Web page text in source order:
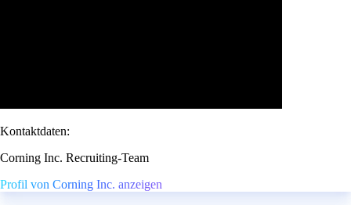
Kontaktdaten:
Corning Inc. Recruiting-Team
Profil von Corning Inc. anzeigen